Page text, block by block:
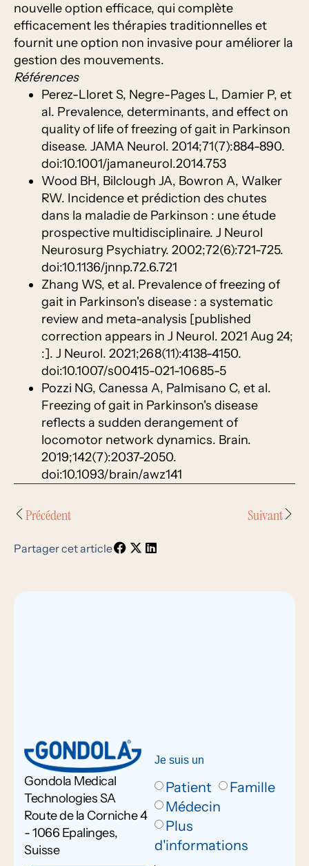
nouvelle option efficace, qui complète
efficacement les thérapies traditionnelles et
fournit une option non invasive pour améliorer la
gestion des mouvements.
Références
Perez-Lloret S, Negre-Pages L, Damier P, et
al. Prevalence, determinants, and effect on
quality of life of freezing of gait in Parkinson
disease. JAMA Neurol. 2014;71(7):884-890.
doi:10.1001/jamaneurol.2014.753
Wood BH, Bilclough JA, Bowron A, Walker
RW. Incidence et prédiction des chutes
dans la maladie de Parkinson : une étude
prospective multidisciplinaire. J Neurol
Neurosurg Psychiatry. 2002;72(6):721-725.
doi:10.1136/jnnp.72.6.721
Zhang WS, et al. Prevalence of freezing of
gait in Parkinson's disease : a systematic
review and meta-analysis [published
correction appears in J Neurol. 2021 Aug 24;
:]. J Neurol. 2021;268(11):4138-4150.
doi:10.1007/s00415-021-10685-5
Pozzi NG, Canessa A, Palmisano C, et al.
Freezing of gait in Parkinson's disease
reflects a sudden derangement of
locomotor network dynamics. Brain.
2019;142(7):2037-2050.
doi:10.1093/brain/awz141
Précédent Suivant
Partager cet article
Gondola Medical
Technologies SA
Route de la Corniche 4
- 1066 Epalinges,
Suisse
Je suis un
Patient
Famille
Médecin
Plus
d'informations